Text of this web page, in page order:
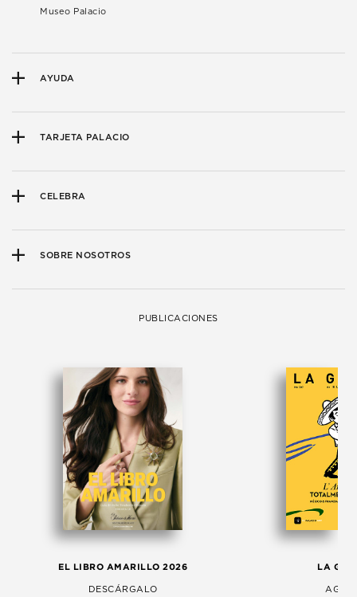
Museo Palacio
AYUDA
TARJETA PALACIO
CELEBRA
SOBRE NOSOTROS
PUBLICACIONES
EL LIBRO AMARILLO 2026
DESCÁRGALO
LA